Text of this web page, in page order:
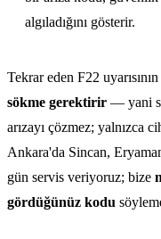
algıladığını gösterir.
Tekrar eden F22
sökme gerektirir — yani
arızayı çözmez; yalnızca
Ankara'da Sincan,
gün servis veriyoruz; bize
gördüğünüz kodu